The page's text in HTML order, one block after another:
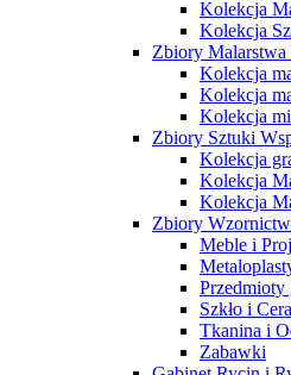
Kolekcja
Kolekcja
Zbiory Malarstwa
Kolekcja
Kolekcja
Kolekcja
Zbiory Sztuki
Kolekcja
Kolekcja
Kolekcja
Zbiory
Meble i
Przedmioty
Szkło i
Tkanina i
Zabawki